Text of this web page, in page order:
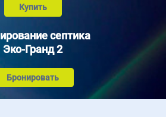
Купить
септика
Эко-Гранд 2
Бронировать